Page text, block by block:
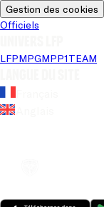
Gestion des cookies
Officiels
LFPMPGMPP1TEAM